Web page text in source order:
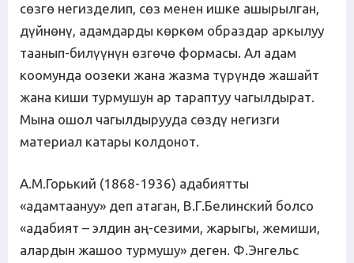
сөзгө негизделип, сөз менен ишке ашырылган,
дүйнөнү, адамдарды көркөм образдар аркылуу
таанып-билүүнүн өзгөчө формасы. Ал адам
коомунда оозеки жана жазма түрүндө жашайт
жана киши турмушун ар тараптуу чагылдырат.
Мына ошол чагылдырууда сөздү негизги
материал катары колдонот.
А.М.Горький (1868-1936) адабиятты
«адамтаануу» деп атаган, В.Г.Белинский болсо
«адабият – элдин аң-сезими, жарыгы, жемиши,
алардын жашоо турмушу» деген. Ф.Энгельс